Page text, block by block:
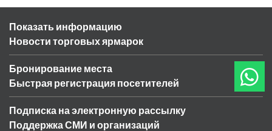
Показать информацию
Новости торговых ярмарок
Бронирование места
Быстрая регистрация посетителей
Подписка на электронную рассылку
Поддержка СМИ и организаций